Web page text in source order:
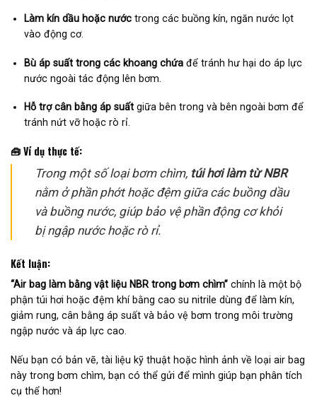
Làm kín dầu hoặc nướctrong các buồng kín, ngăn nước lọt
vào động cơ.
Bù áp suất trong các khoang chứađể tránh hư hại do áp lực
nước ngoài tác động lên bơm.
Hỗ trợ cân bằng áp suấtgiữa bên trong và bên ngoài bơm để
tránh nứt vỡ hoặc rò rỉ.
🧰 Ví dụ thực tế:
Trong một số loại bơm chìm, túi hơi làm từ NBR
nằm ở phần phớt hoặc đệm giữa các buồng dầu
và buồng nước, giúp bảo vệ phần động cơ khỏi
bị ngập nước hoặc rò rỉ.
Kết luận:
“Air bag làm bằng vật liệu NBR trong bơm chìm” chính là một bộ
phận túi hơi hoặc đệm khí bằng cao su nitrile dùng để làm kín,
giảm rung, cân bằng áp suất và bảo vệ bơm trong môi trường
ngập nước và áp lực cao.
Nếu bạn có bản vẽ, tài liệu kỹ thuật hoặc hình ảnh về loại air bag
này trong bơm chìm, bạn có thể gửi để mình giúp bạn phân tích
cụ thể hơn!